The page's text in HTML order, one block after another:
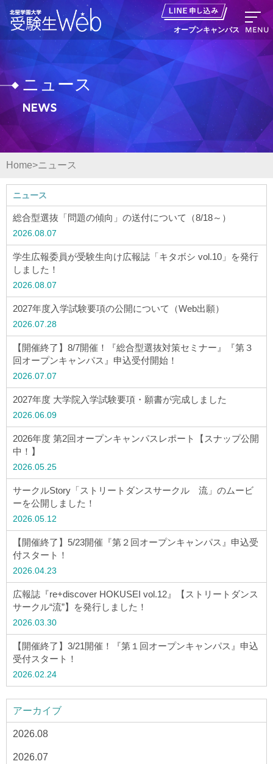
オープンキャンパス MENU
資料請求
出願の流れ
オープンキャンパス LINE申し込み
ニュース
デジタルパンフレット
アクセス
お問い合わせ
サイトマップ
入試情報
入試イベント
キャンパスライフ
就職・キャリア
ウェブマガジン
学費・奨学金
大学公式サイト
〒004-8631 北海道札幌市厚別区大谷地西2-3-1
Tel：011-891-2731（代表）
サイトマップ
ニュース
News
Home ニュース
ニュース
総合型選抜「問題の傾向」の送付について（8/18～）
2026.08.07
学生広報委員が受験生向け広報誌「キタボシ vol.10」を発行
しました！
2026.08.07
2027年度入学試験要項の公開について（Web出願）
2026.07.28
【開催終了】8/7開催！『総合型選抜対策セミナー』『第３
回オープンキャンパス』申込受付開始！
2026.07.07
2027年度 大学院入学試験要項・願書が完成しました
2026.06.09
2026年度 第2回オープンキャンパスレポート【スナップ公開
中！】
2026.05.25
サークルStory「ストリートダンスサークル 流」のムービ
ーを公開しました！
2026.05.12
【開催終了】5/23開催『第２回オープンキャンパス』申込受
付スタート！
2026.04.23
広報誌『re+discover HOKUSEI vol.12』【ストリートダンス
サークル“流”】を発行しました！
2026.03.30
【開催終了】3/21開催！『第１回オープンキャンパス』申込
受付スタート！
2026.02.24
アーカイブ
2026.08
2026.07